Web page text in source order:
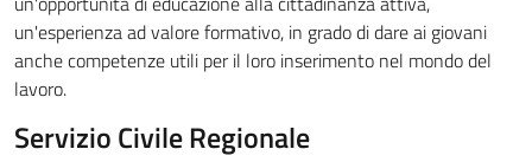
un'esperienza ad valore formativo, in grado di dare ai giovani
anche competenze utili per il loro inserimento nel mondo del
lavoro.
Servizio Civile Regionale